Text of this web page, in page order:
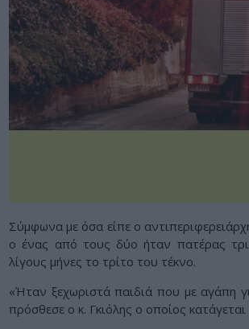
Σύμφωνα με όσα είπε ο
ο ένας από τους δύο ήταν πατέρας
λίγους μήνες το τρίτο του τέκνο.
«Ήταν ξεχωριστά παιδιά που με αγάπη
πρόσθεσε ο κ. Γκιόλης ο οποίος